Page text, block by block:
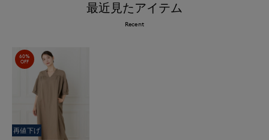
最近見たアイテム
Recent
60%
OFF
再値下げ